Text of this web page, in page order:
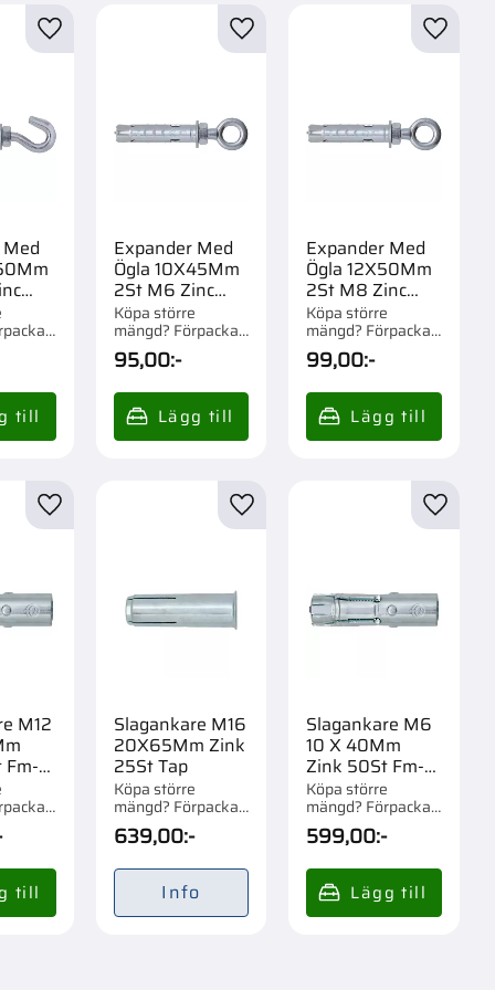
Lägg till i favoriter
Expander Med
Ögla 10X45Mm
2St M6 Zinc
Fm-Mp3 Evo
Köpa större
mängd? Förpackad
om 1/20 st.
95,00:-
Lägg till i favoriter
Expander Med
Ögla 12X50Mm
2St M8 Zinc
Fm-Mp3 Evo
Köpa större
mängd? Förpackad
om 1/20 st.
99,00:-
Lägg
M12
Lägg till i favoriter
Slagankare M16
20X65Mm Zink
25St Tap
Köpa större
mängd? Förpackad
om 1/6 st.
639,00:-
Lägg till i favoriter
Info
Slagankare M6
10 X 40Mm
Zink 50St Fm-
744
Köpa större
mängd? Förpackad
om 1/10 st.
599,00:-
Lägg